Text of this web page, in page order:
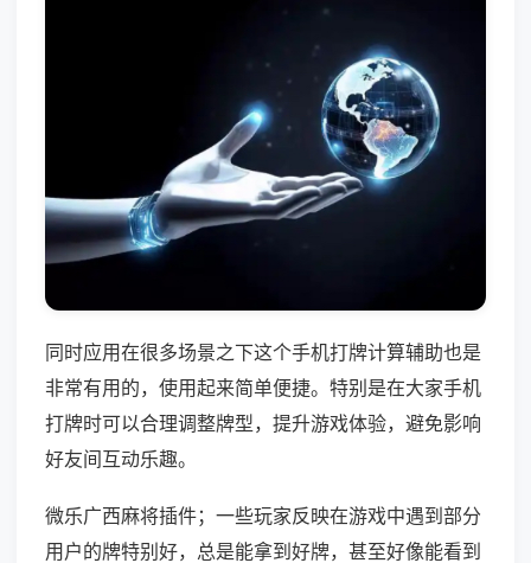
同时应用在很多场景之下这个手机打牌计算辅助也是
非常有用的，使用起来简单便捷。特别是在大家手机
打牌时可以合理调整牌型，提升游戏体验，避免影响
好友间互动乐趣。
微乐广西麻将插件；一些玩家反映在游戏中遇到部分
用户的牌特别好，总是能拿到好牌，甚至好像能看到